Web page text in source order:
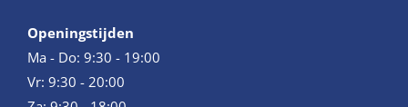
Openingstijden
Ma - Do: 9:30 - 19:00
Vr: 9:30 - 20:00